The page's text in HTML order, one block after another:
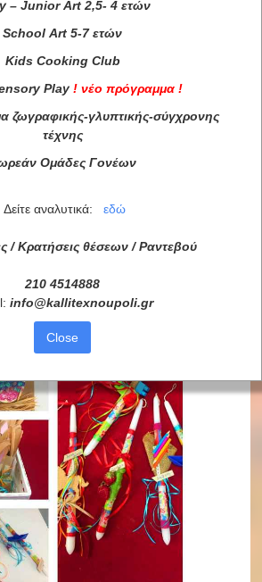
– Junior Art2,5- 4 ετών
School Art 5-7 ετών
Kids Cooking Club
Play ! νέο πρόγραμμα !
ζωγραφικής-γλυπτικής-σύγχρονης
τέχνης
Ομάδες Γονέων
Δείτε αναλυτικά: εδώ
/ Κρατήσεις θέσεων / Ραντεβού
210 4514888
info@kallitexnoupoli.gr
Close